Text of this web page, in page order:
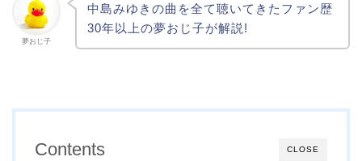
夢おじ子
中島みゆきの曲を全て聴いてきたファン歴
30年以上の夢おじ子が解説!
CLOSE
Contents